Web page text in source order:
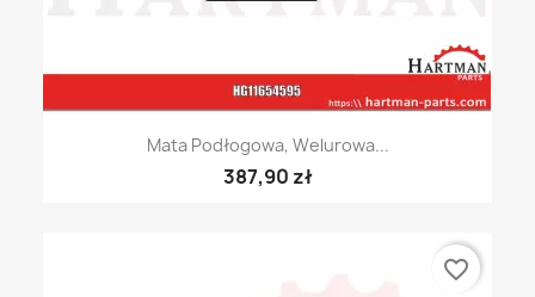
Mata Podłogowa, Welurowa...
387,90 zł
favorite_border